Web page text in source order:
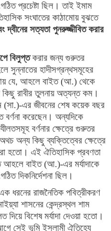
প্রচেষ্টা ছিল। তাই ইমাম
সংঘাতের কাঠামোয় বুঝতে
দ্বীনের সত্যতা পুনরুজ্জীবিত করার
বিলুপ্ত করার জন্য গুরুতর
সুন্নাতের হাদীসগ্রন্থসমূহের
যে, আহলে বাইত (আ.) থেকে
কিছু রাবীর তুলনায় অত্যন্ত কম।
(সা.)-এর জীবনের শেষ কয়েক বছর
বর্ণনা করেছেন। অন্যদিকে
বর্ণনার ক্ষেত্রে গুরুতর
অন্য কিছু ব্যক্তিত্বের ক্ষেত্রে
হতো। এই ঐতিহাসিক প্রবণতা
আহলে বাইত (আ.)-এর মর্যাদাকে
দিকনির্দেশনা ছিল।
ধরনের রাজনৈতিক পবিত্রীকরণ
শাসনের কেন্দ্রস্থল শাম
বিশেষ মর্যাদা দেওয়া হতো।
সেই ভূমি ইসলামী ঐতিহ্যে